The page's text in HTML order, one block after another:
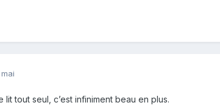
lit tout seul, c’est infiniment beau en plus.